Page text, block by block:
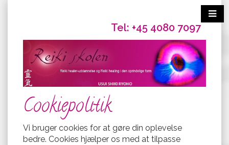
Tel: +45 4080 7097
Cookiepolitik
Vi bruger cookies for at gøre din oplevelse
bedre. Cookies hjælper os med at tilpasse